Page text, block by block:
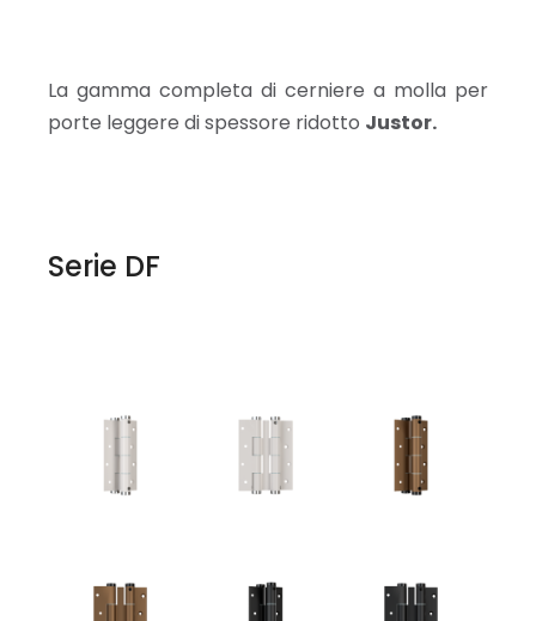
La gamma completa di cerniere a molla per
porte leggere di spessore ridotto Justor.
Serie DF